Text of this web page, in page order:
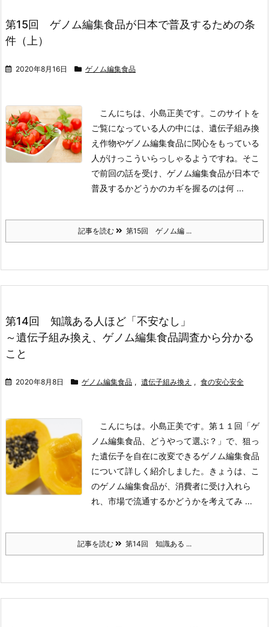
第15回 ゲノム編集食品が日本で普及するための条
件（上）
2020年8月16日 ゲノム編集食品
こんにちは、小島正美です。このサイトを
ご覧になっている人の中には、遺伝子組み換
え作物やゲノム編集食品に関心をもっている
人がけっこういらっしゃるようですね。そこ
で前回の話を受け、ゲノム編集食品が日本で
普及するかどうかのカギを握るのは何 ...
記事を読む 第15回 ゲノム編 ...
第14回 知識ある人ほど「不安なし」
～遺伝子組み換え、ゲノム編集食品調査から分かる
こと
2020年8月8日 ゲノム編集食品 , 遺伝子組み換え , 食の安心安全
こんにちは。小島正美です。第１１回「ゲ
ノム編集食品、どうやって選ぶ？」で、狙っ
た遺伝子を自在に改変できるゲノム編集食品
について詳しく紹介しました。きょうは、こ
のゲノム編集食品が、消費者に受け入れら
れ、市場で流通するかどうかを考えてみ ...
記事を読む 第14回 知識ある ...